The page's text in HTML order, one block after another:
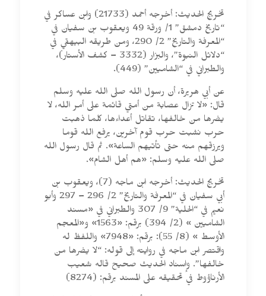
تخريج الحديث: أخرجه أحمد (21733) وابن عساكر في
“تاريخ دمشق” 1/ ورقة 49 ويعقوب بن سفيان في
“المعرفة والتاريخ” 2/ 290، ومن طريقه البيهقي في
“دلائل النبوة”، والبزار (3332 – كشف الأستار)،
والطبراني في “الشاميين” (449).
عن أبي هريرة، أن رسول الله صلى الله عليه وسلم
قال: «لا تزال عصابة من أمتي قائمة على أمر الله، ‌لا
‌يضرها ‌من ‌خالفها، تقاتل أعداءها، كلما ذهبت
حرب نشبت حرب قوم آخرين، يرفع الله قوما
ويرزقهم منه حتى تأتيهم الساعة». ثم قال رسول الله
صلى الله عليه وسلم: «هم أهل الشام».
تخريج الحديث: أخرجه ابن ماجه (7)، ويعقوب بن
أبي سفيان في “المعرفة والتاريخ” 2/ 296 – 297 وأبو
نعيم في “الحلية” 9/ 307 والطبراني في «مسند
الشاميين » (2/ 394) برقم: «1563» و«المعجم
الأوسط » (8/ 55): برقم: «7948» واللفظ له
واقتصر ابن ماجه في روايته إلى قوله: “‌لا ‌يضرها ‌من
‌خالفها”. وإسناد الحديث صحيح قاله شعيب
الأرناؤوط في تحقيقه على المسند برقم: (8274)